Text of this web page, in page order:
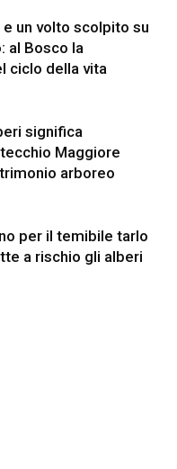
e un volto scolpito su
al Bosco la
ciclo della vita
significa
Maggiore
arboreo
per il temibile tarlo
a rischio gli alberi